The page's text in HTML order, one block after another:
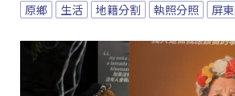
原鄉 生活 地籍分割 執照分照 屏